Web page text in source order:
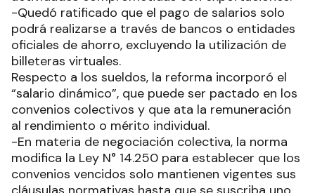
-Quedó ratificado que el pago de salarios solo
podrá realizarse a través de bancos o entidades
oficiales de ahorro, excluyendo la utilización de
billeteras virtuales.
Respecto a los sueldos, la reforma incorporó el
“salario dinámico”, que puede ser pactado en los
convenios colectivos y que ata la remuneración
al rendimiento o mérito individual.
-En materia de negociación colectiva, la norma
modifica la Ley N° 14.250 para establecer que los
convenios vencidos solo mantienen vigentes sus